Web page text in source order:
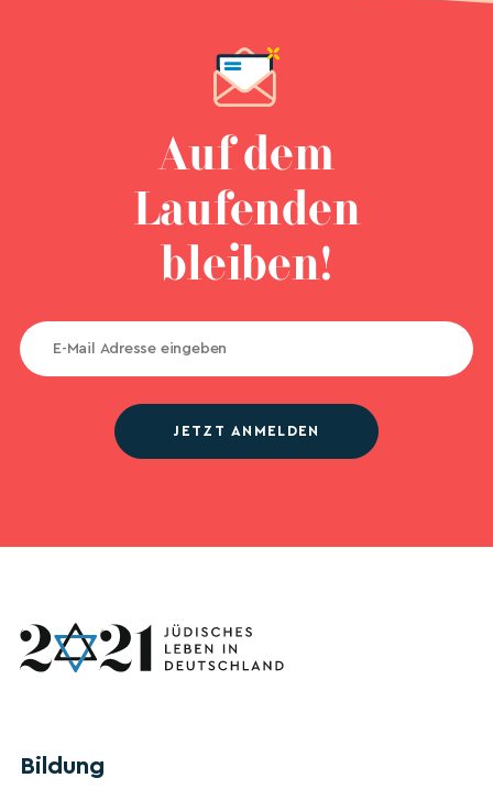
Auf dem
Laufenden
bleiben!
JETZT ANMELDEN
Bildung